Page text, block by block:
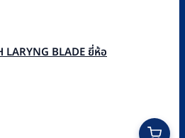
LARYNG BLADE ยี่ห้อ